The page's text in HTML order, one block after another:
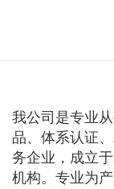
我公司是专业
品、体系认证
务企业，成立
机构。专业为